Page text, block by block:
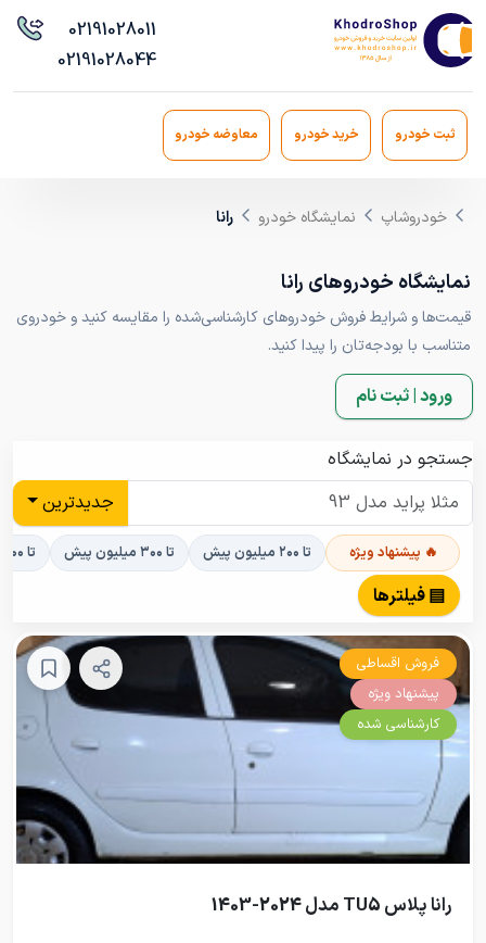
02191028011
02191028044
ثبت خودرو خرید خودرو معاوضه خودرو
خودروشاپ نمایشگاه خودرو رانا
نمایشگاه خودروهای رانا
قیمت‌ها و شرایط فروش خودروهای کارشناسی‌شده را مقایسه کنید و خودروی
متناسب با بودجه‌تان را پیدا کنید.
ورود | ثبت نام
جستجو در نمایشگاه
جدیدترین
🔥 پیشنهاد ویژه تا ۲۰۰ میلیون پیش تا ۳۰۰ میلیون پیش تا ۴۰۰ میلیون پیش
▤ فیلترها
فروش اقساطی
پیشنهاد ویژه
کارشناسی شده
رانا پلاس TU5 مدل 2024-1403